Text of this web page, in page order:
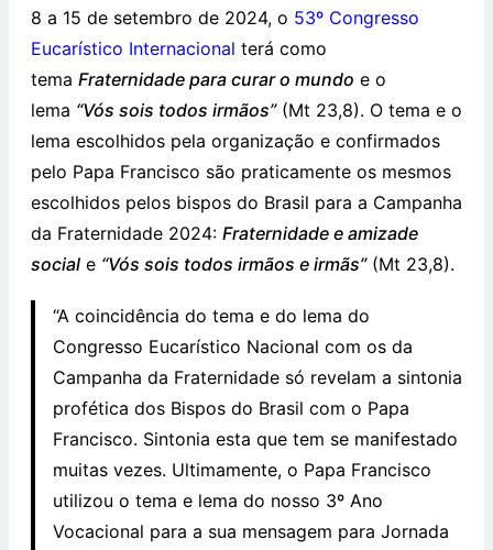
8 a 15 de setembro de 2024, o 53º Congresso
Eucarístico Internacional terá como
tema Fraternidade para curar o mundo e o
lema “Vós sois todos irmãos”(Mt 23,8). O tema e o
lema escolhidos pela organização e confirmados
pelo Papa Francisco são praticamente os mesmos
escolhidos pelos bispos do Brasil para a Campanha
da Fraternidade 2024: Fraternidade e amizade
social e “Vós sois todos irmãos e irmãs”(Mt 23,8).
“A coincidência do tema e do lema do
Congresso Eucarístico Nacional com os da
Campanha da Fraternidade só revelam a sintonia
profética dos Bispos do Brasil com o Papa
Francisco. Sintonia esta que tem se manifestado
muitas vezes. Ultimamente, o Papa Francisco
utilizou o tema e lema do nosso 3º Ano
Vocacional para a sua mensagem para Jornada